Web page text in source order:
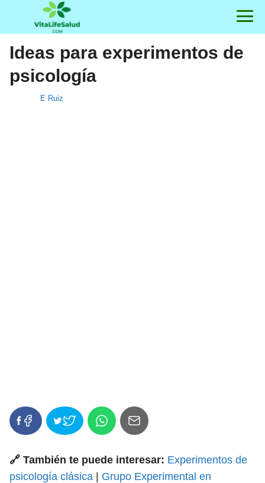
Ideas para experimentos de
psicología
E Ruiz
🔗 También te puede interesar: Experimentos de
psicología clásica
Grupo Experimental en